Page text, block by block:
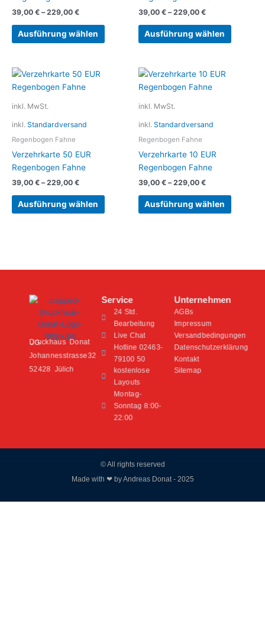
39,00 € –229,00 €
Ausführung wählen
Produktseite
39,00 € –229,00 €
Ausführung wählen
inkl. MwSt.
inkl. Standardversand
Regenbogen Fahne
Verzehrkarte 50 EUR
Regenbogen Fahne
39,00 € –229,00 €
Ausführung wählen
Varianten
Produktseite
inkl. MwSt.
inkl. Standardversand
Regenbogen Fahne
Verzehrkarte 10 EUR
Regenbogen Fahne
39,00 € –229,00 €
Ausführung wählen
Service
24 Std.
Bearbeitung
Live Chat
Hotline 02463-
79100 50
kostenlose
Layouts
Montag-
Sonntag 8:00-
22:00
Unternehmen
AGBs
Impressum
Versandbedingungen
Datenschutzerklärung
Kontakt
Sitemap
Druckhaus Donat UG
Johannesstrasse32
52428 Jülich
© All rights reserved
Made with ❤ by Andreas Donat - 2025